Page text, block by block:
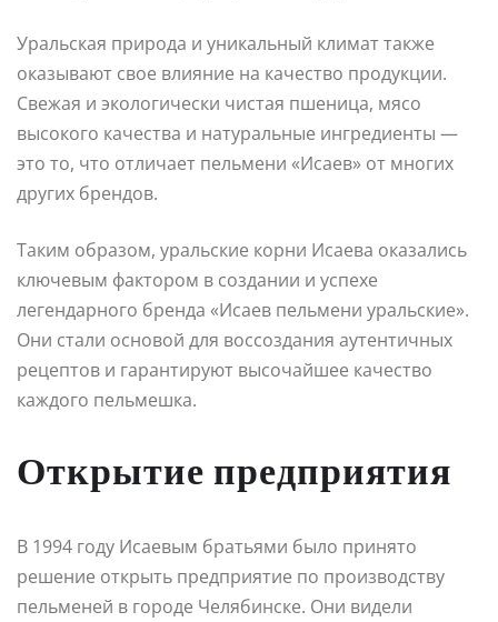
Уральская природа и уникальный климат также
оказывают свое влияние на качество продукции.
Свежая и экологически чистая пшеница, мясо
высокого качества и натуральные ингредиенты —
это то, что отличает пельмени «Исаев» от многих
других брендов.
Таким образом, уральские корни Исаева оказались
ключевым фактором в создании и успехе
легендарного бренда «Исаев пельмени уральские».
Они стали основой для воссоздания аутентичных
рецептов и гарантируют высочайшее качество
каждого пельмешка.
Открытие предприятия
В 1994 году Исаевым братьями было принято
решение открыть предприятие по производству
пельменей в городе Челябинске. Они видели